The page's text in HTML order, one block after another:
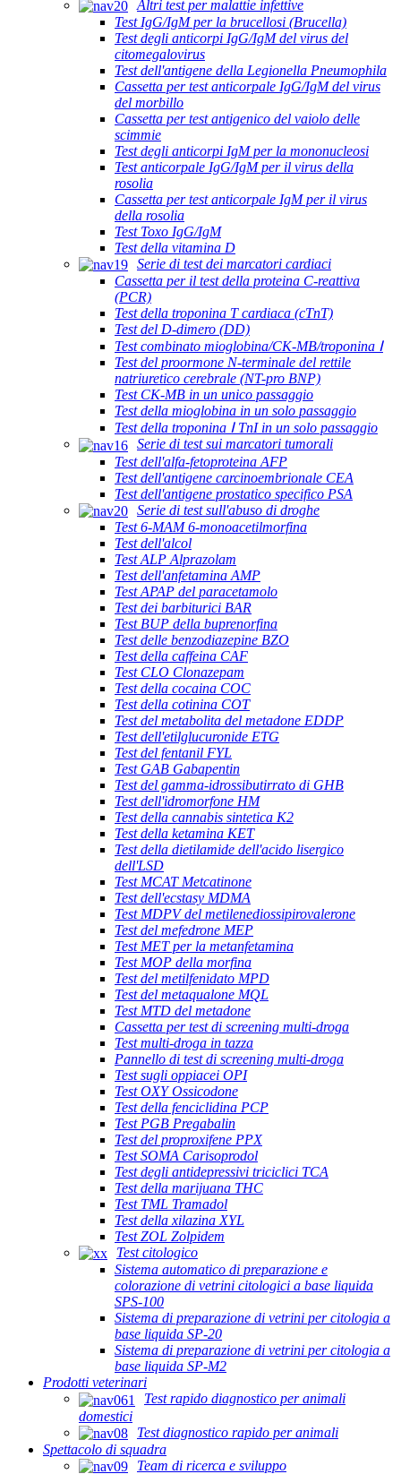
Altri test per malattie infettive
Test IgG/IgM per la brucellosi (Brucella)
Test degli anticorpi IgG/IgM del virus del
citomegalovirus
Test dell'antigene della Legionella Pneumophila
Cassetta per test anticorpale IgG/IgM del virus
del morbillo
Cassetta per test antigenico del vaiolo delle
scimmie
Test degli anticorpi IgM per la mononucleosi
Test anticorpale IgG/IgM per il virus della
rosolia
Cassetta per test anticorpale IgM per il virus
della rosolia
Test Toxo IgG/IgM
Test della vitamina D
Serie di test dei marcatori cardiaci
Cassetta per il test della proteina C-reattiva
(PCR)
Test della troponina T cardiaca (cTnT)
Test del D-dimero (DD)
Test combinato mioglobina/CK-MB/troponina Ⅰ
Test del proormone N-terminale del rettile
natriuretico cerebrale (NT-pro BNP)
Test CK-MB in un unico passaggio
Test della mioglobina in un solo passaggio
Test della troponina Ⅰ TnI in un solo passaggio
Serie di test sui marcatori tumorali
Test dell'alfa-fetoproteina AFP
Test dell'antigene carcinoembrionale CEA
Test dell'antigene prostatico specifico PSA
Serie di test sull'abuso di droghe
Test 6-MAM 6-monoacetilmorfina
Test dell'alcol
Test ALP Alprazolam
Test dell'anfetamina AMP
Test APAP del paracetamolo
Test dei barbiturici BAR
Test BUP della buprenorfina
Test delle benzodiazepine BZO
Test della caffeina CAF
Test CLO Clonazepam
Test della cocaina COC
Test della cotinina COT
Test del metabolita del metadone EDDP
Test dell'etilglucuronide ETG
Test del fentanil FYL
Test GAB Gabapentin
Test del gamma-idrossibutirrato di GHB
Test dell'idromorfone HM
Test della cannabis sintetica K2
Test della ketamina KET
Test della dietilamide dell'acido lisergico
dell'LSD
Test MCAT Metcatinone
Test dell'ecstasy MDMA
Test MDPV del metilenediossipirovalerone
Test del mefedrone MEP
Test MET per la metanfetamina
Test MOP della morfina
Test del metilfenidato MPD
Test del metaqualone MQL
Test MTD del metadone
Cassetta per test di screening multi-droga
Test multi-droga in tazza
Pannello di test di screening multi-droga
Test sugli oppiacei OPI
Test OXY Ossicodone
Test della fenciclidina PCP
Test PGB Pregabalin
Test del proproxifene PPX
Test SOMA Carisoprodol
Test degli antidepressivi triciclici TCA
Test della marijuana THC
Test TML Tramadol
Test della xilazina XYL
Test ZOL Zolpidem
Test citologico
Sistema automatico di preparazione e
colorazione di vetrini citologici a base liquida
SPS-100
Sistema di preparazione di vetrini per citologia a
base liquida SP-20
Sistema di preparazione di vetrini per citologia a
base liquida SP-M2
Prodotti veterinari
Test rapido diagnostico per animali
domestici
Test diagnostico rapido per animali
Spettacolo di squadra
Team di ricerca e sviluppo